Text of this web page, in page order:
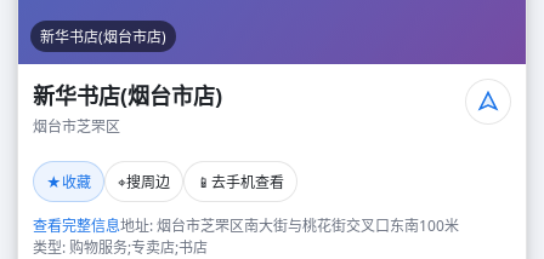
新华书店(烟台市店)
新华书店(烟台市店)
烟台市芝罘区
★收藏 ⌖搜周边 📱 去手机查看
查看完整信息地址: 烟台市芝罘区南大街与桃花街交叉口东南100米
类型: 购物服务;专卖店;书店